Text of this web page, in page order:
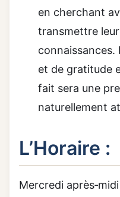
en cherchant
transmettre
connaissances.
et de gratitude
fait sera une
naturellement
L’Horaire :
Mercredi